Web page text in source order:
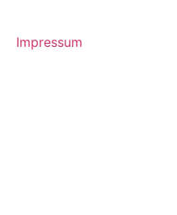
Impressum